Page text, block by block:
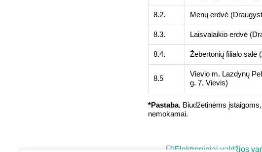
8.2. Menų erdvė
8.3. Laisvalaikio erdvė
8.4. Žebertonių filialo salė
8.5
Vievio m. Lazdynų
g. 7, Vievis)
*Pastaba. Biudžetinėms
nemokamai.